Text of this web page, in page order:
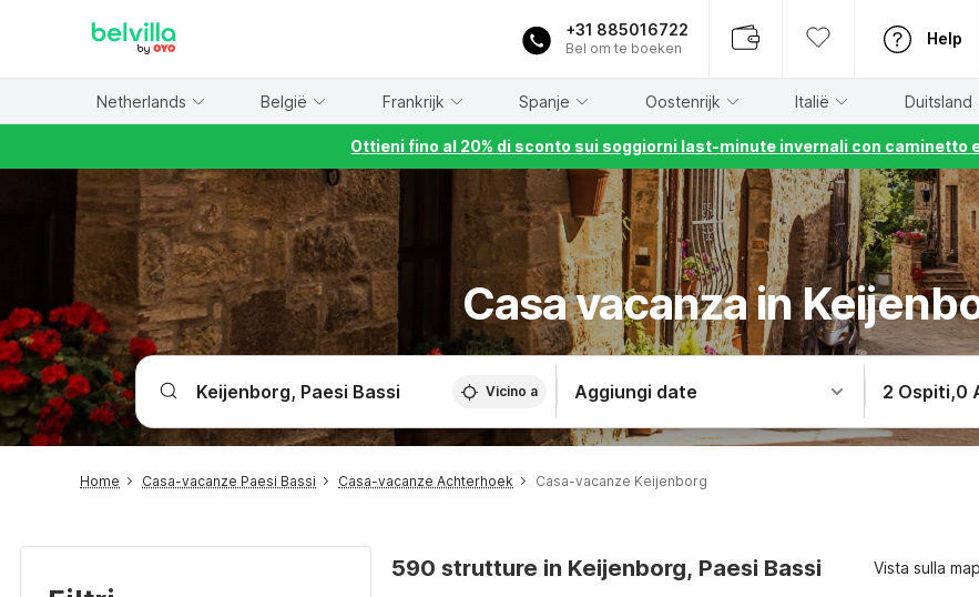
+31 885016722
Bel om te boeken
Help
Netherlands België Frankrijk Spanje Oostenrijk Italië Duitsland
Ottieni fino al 20% di sconto sui soggiorni last-minute invernali con caminetto
Casa vacanza in
Vicino a Aggiungi date 2 Ospiti,0
Home Casa-vacanze Paesi Bassi Casa-vacanze Achterhoek Casa-vacanze Keijenborg
590 strutture in Keijenborg, Paesi Bassi Vista sulla